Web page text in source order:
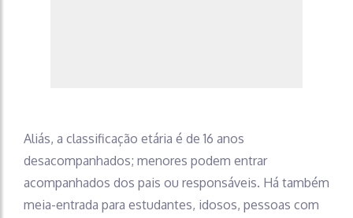
Aliás, a classificação etária é de 16 anos
desacompanhados; menores podem entrar
acompanhados dos pais ou responsáveis. Há também
meia-entrada para estudantes, idosos, pessoas com